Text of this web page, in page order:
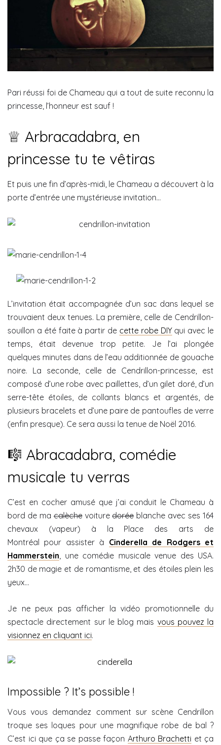
Pari réussi foi de Chameau qui a tout de suite reconnu la
princesse, l’honneur est sauf !
♕ Arbracadabra, en
princesse tu te vêtiras
Et puis une fin d’après-midi, le Chameau a découvert à la
porte d’entrée une mystérieuse invitation…
L’invitation était accompagnée d’un sac dans lequel se
trouvaient deux tenues. La première, celle de Cendrillon-
souillon a été faite à partir de cette robe DIYqui avec le
temps, était devenue trop petite. Je l’ai plongée
quelques minutes dans de l’eau additionnée de gouache
noire. La seconde, celle de Cendrillon-princesse, est
composé d’une robe avec paillettes, d’un gilet doré, d’un
serre-tête étoiles, de collants blancs et argentés, de
plusieurs bracelets et d’une paire de pantoufles de verre
(enfin presque). Ce sera aussi la tenue de Noël 2016.
🎼 Abracadabra, comédie
musicale tu verras
C’est en cocher amusé que j’ai conduit le Chameau à
bord de macalèchevoituredoréeblanche avec ses 164
chevaux (vapeur) à la Place des arts de
Montréal pour assister à Cinderella de Rodgers et
Hammerstein, une comédie musicale venue des USA.
2h30 de magie et de romantisme, et des étoiles plein les
yeux…
Je ne peux pas afficher la vidéo promotionnelle du
spectacle directement sur le blog mais vous pouvez la
visionnez en cliquant ici.
Impossible ? It’s possible !
Vous vous demandez comment sur scène Cendrillon
troque ses loques pour une magnifique robe de bal ?
C’est ici que ça se passe façon Arthuro Brachetti et ça